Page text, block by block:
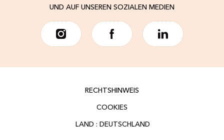
UND AUF UNSEREN SOZIALEN MEDIEN
RECHTSHINWEIS
COOKIES